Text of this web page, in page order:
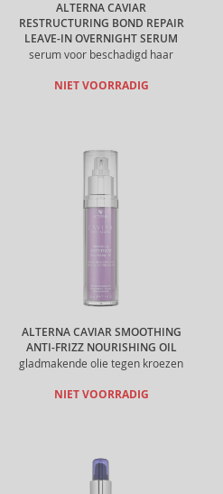
ALTERNA CAVIAR
RESTRUCTURING BOND REPAIR
LEAVE-IN OVERNIGHT SERUM
serum voor beschadigd haar
NIET VOORRADIG
ALTERNA CAVIAR SMOOTHING
ANTI-FRIZZ NOURISHING OIL
gladmakende olie tegen kroezen
NIET VOORRADIG